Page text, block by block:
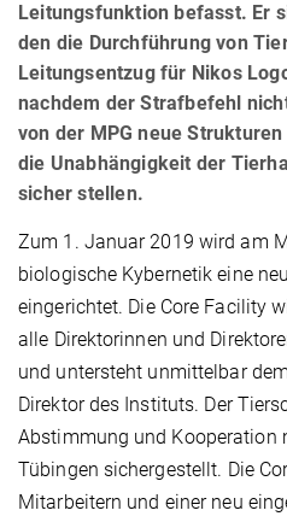
Leitungsfunktion befasst. Er
den die Durchführung von
Leitungsentzug für Nikos
nachdem der Strafbefehl
von der MPG neue
die Unabhängigkeit der
sicher stellen.
Zum 1. Januar 2019 wird am
biologische Kybernetik eine
eingerichtet. Die Core Facility
alle Direktorinnen und
und untersteht unmittelbar
Direktor des Instituts. Der
Abstimmung und Kooperation
Tübingen sichergestellt. Die
Mitarbeitern und einer neu